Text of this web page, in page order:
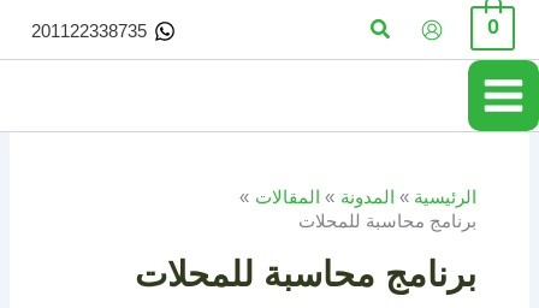
تخطي
المحتوى
0 البحث 201122338735
الرئيسية المدونة
المقالات
برنامج محاسبة للمحلات
برنامج محاسبة للمحلات